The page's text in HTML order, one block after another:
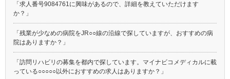
「求人番号9084761に興味があるので、詳細を教えていただけます
か？」
「残業が少なめの病院をJR○○線の沿線で探していますが、おすすめの病
院はありますか？」
「訪問リハビリの募集を都内で探しています。マイナビコメディカルに載
っている○○○○○以外におすすめの求人はありますか？」